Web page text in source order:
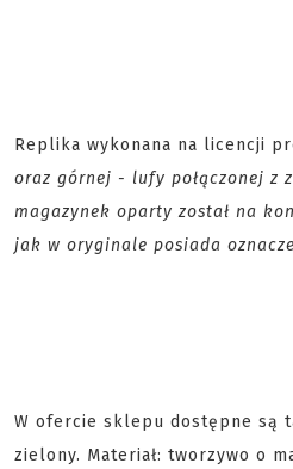
Replika wykonana na licencji
oraz górnej - lufy połączonej z
magazynek oparty został na
jak w oryginale posiada
W ofercie sklepu dostępne są
zielony. Materiał: tworzywo o